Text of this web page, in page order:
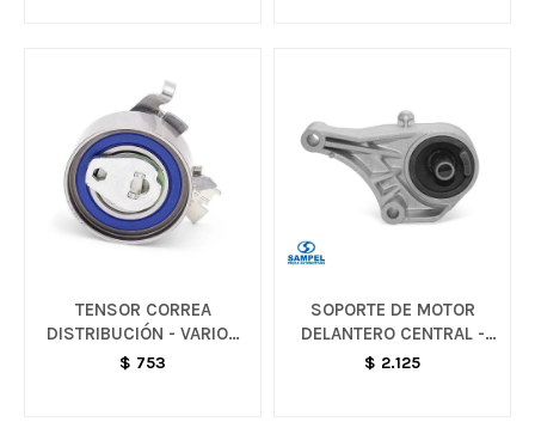
TENSOR CORREA
DISTRIBUCIÓN - VARIOS
MODELOS
$ 753
SOPORTE DE MOTOR
DELANTERO CENTRAL -
VARIOS MODELOS
$ 2.125